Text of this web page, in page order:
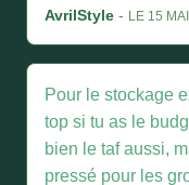
AvrilStyle - LE 15
Pour le stockage
top si tu as le
bien le taf aussi,
pressé pour les